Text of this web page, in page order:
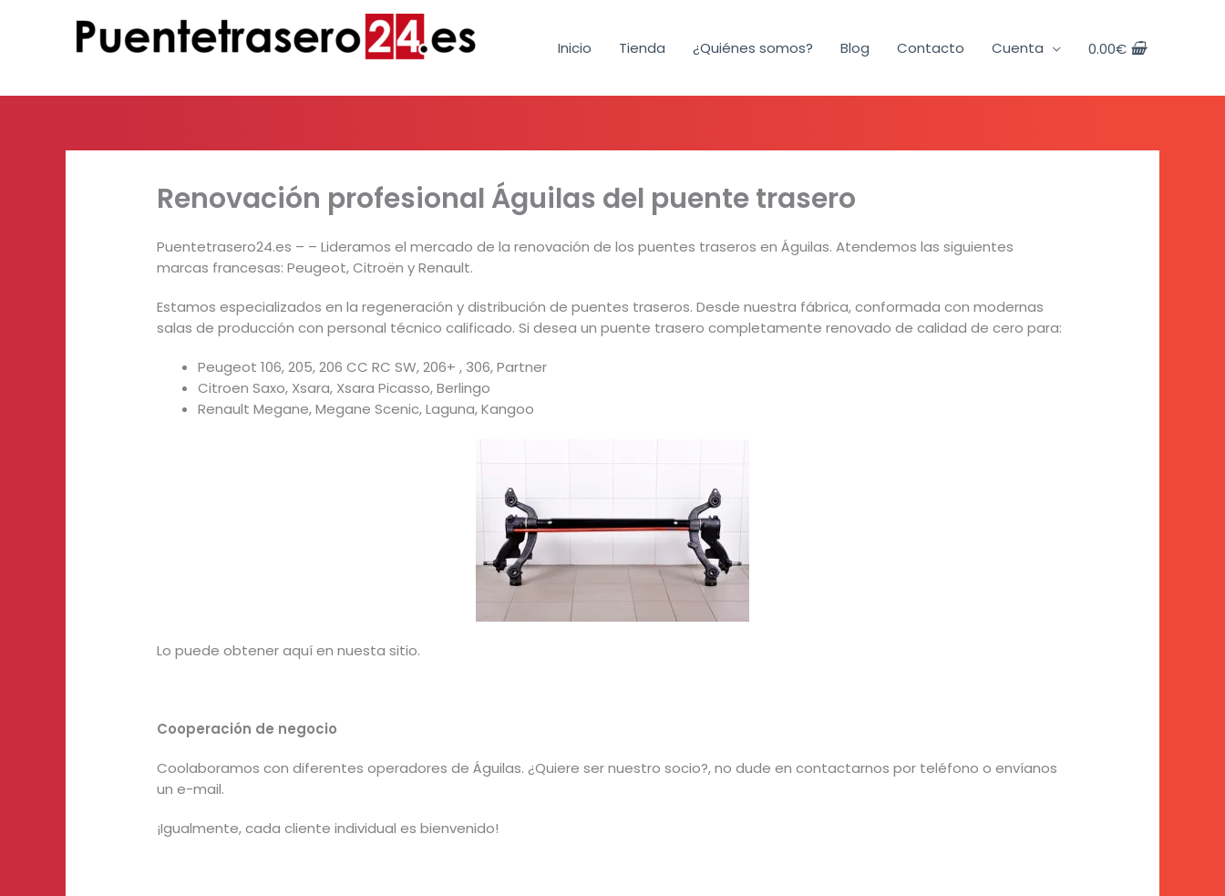
Inicio Tienda ¿Quiénes somos? Blog Contacto Cuenta 0.00€
Renovación profesional Águilas del puente trasero
Puentetrasero24.es – – Lideramos el mercado de la renovación de los puentes traseros en Águilas. Atendemos las siguientes
marcas francesas: Peugeot, Citroën y Renault.
Estamos especializados en la regeneración y distribución de puentes traseros. Desde nuestra fábrica, conformada con modernas
salas de producción con personal técnico calificado. Si desea un puente trasero completamente renovado de calidad de cero para:
Peugeot 106, 205, 206 CC RC SW, 206+ , 306, Partner
Citroen Saxo, Xsara, Xsara Picasso, Berlingo
Renault Megane, Megane Scenic, Laguna, Kangoo
Lo puede obtener aquí en nuesta sitio.
Cooperación de negocio
Coolaboramos con diferentes operadores de Águilas. ¿Quiere ser nuestro socio?, no dude en contactarnos por teléfono o envíanos
un e-mail.
¡Igualmente, cada cliente individual es bienvenido!